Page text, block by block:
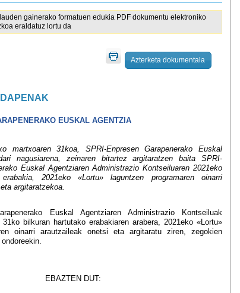
gainerako formatuen edukia PDF dokumentu elektroniko
eraldatuz lortu da
Azterketa dokumentala
EUSKAL AGENTZIA
martxoaren 31koa, SPRI-Enpresen Garapenerako Euskal
nagusiarena, zeinaren bitartez argitaratzen baita SPRI-
Euskal Agentziaren Administrazio Kontseiluaren 2021eko
2021eko «Lortu» laguntzen programaren oinarri
argitaratzekoa.
Euskal Agentziaren Administrazio Kontseiluak
31ko bilkuran hartutako erabakiaren arabera, 2021eko «Lortu»
oinarri arautzaileak onetsi eta argitaratu ziren, zegokien
EBAZTEN DUT: